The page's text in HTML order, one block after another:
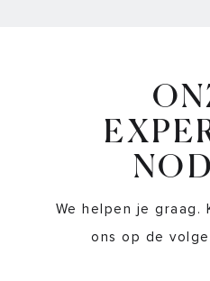
We helpen je graag.
ons op de